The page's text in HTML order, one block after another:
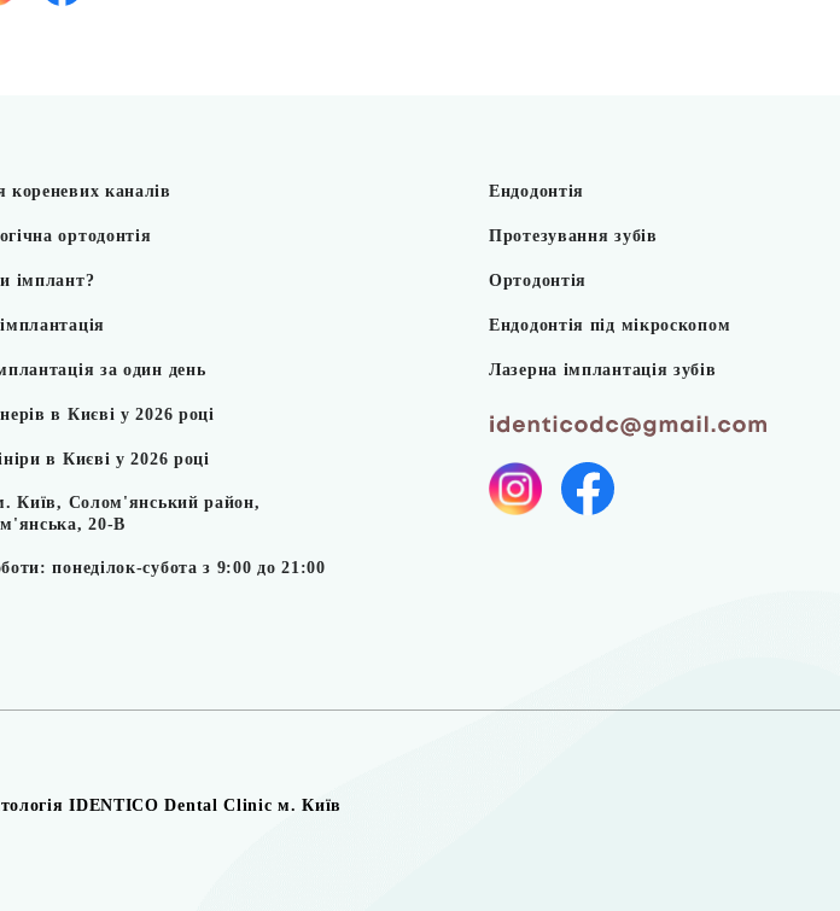
кореневих каналів
ортодонтія
імплант?
за один день
в Києві у 2026 році
в Києві у 2026 році
Київ, Солом'янський район,
20-В
понеділок-субота з 9:00 до 21:00
Ендодонтія
Протезування зубів
Ортодонтія
Ендодонтія під мікроскопом
Лазерна імплантація зубів
IDENTICO Dental Clinic м. Київ